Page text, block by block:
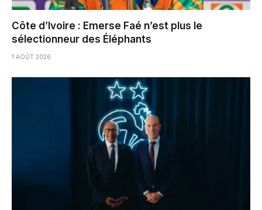
Côte d’Ivoire : Emerse Faé n’est plus le
sélectionneur des Éléphants
1 AOÛT 2026